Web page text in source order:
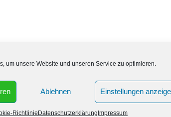
um unsere Website und unseren Service zu optimieren.
Ablehnen Einstellungen
RichtlinieDatenschutzerklärungImpressum
geöffnet? Die Westphalia Apotheke Heepen